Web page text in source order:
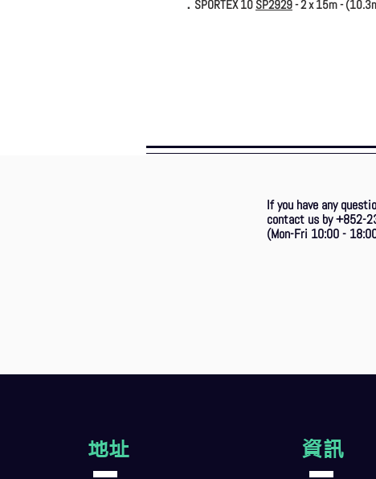
．SPORTEX 10 SP2929- 2 x 15m -
If you have any
contact us by +852-
(Mon-Fri 10:00 -
地址 資訊